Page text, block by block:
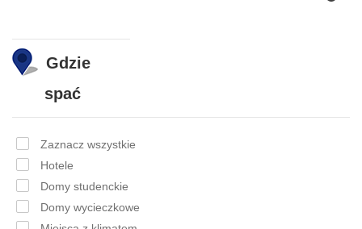
Gdzie
spać
Zaznacz wszystkie
Hotele
Domy studenckie
Domy wycieczkowe